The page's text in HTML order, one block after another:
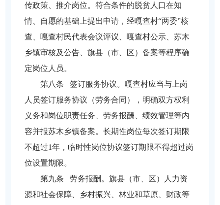
传政策、推介岗位。符合条件的脱贫人口在知
情、自愿的基础上提出申请，经嘎查村“两委”核
查、嘎查村民代表会议评议、嘎查村公示、苏木
乡镇审核及公告、旗县（市、区）备案等程序确
定岗位人员。
第八条 签订服务协议。嘎查村应当与上岗
人员签订服务协议（劳务合同），明确双方权利
义务和岗位职责任务、劳务报酬、绩效管理等内
容并报苏木乡镇备案。长期性岗位每次签订期限
不超过1年，临时性岗位协议签订期限不得超过岗
位设置期限。
第九条 劳务报酬。旗县（市、区）人力资
源和社会保障、乡村振兴、林业和草原、财政等